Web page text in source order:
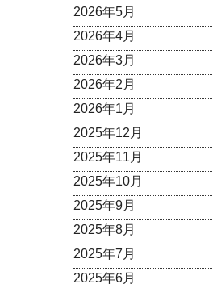
2026年5月
2026年4月
2026年3月
2026年2月
2026年1月
2025年12月
2025年11月
2025年10月
2025年9月
2025年8月
2025年7月
2025年6月